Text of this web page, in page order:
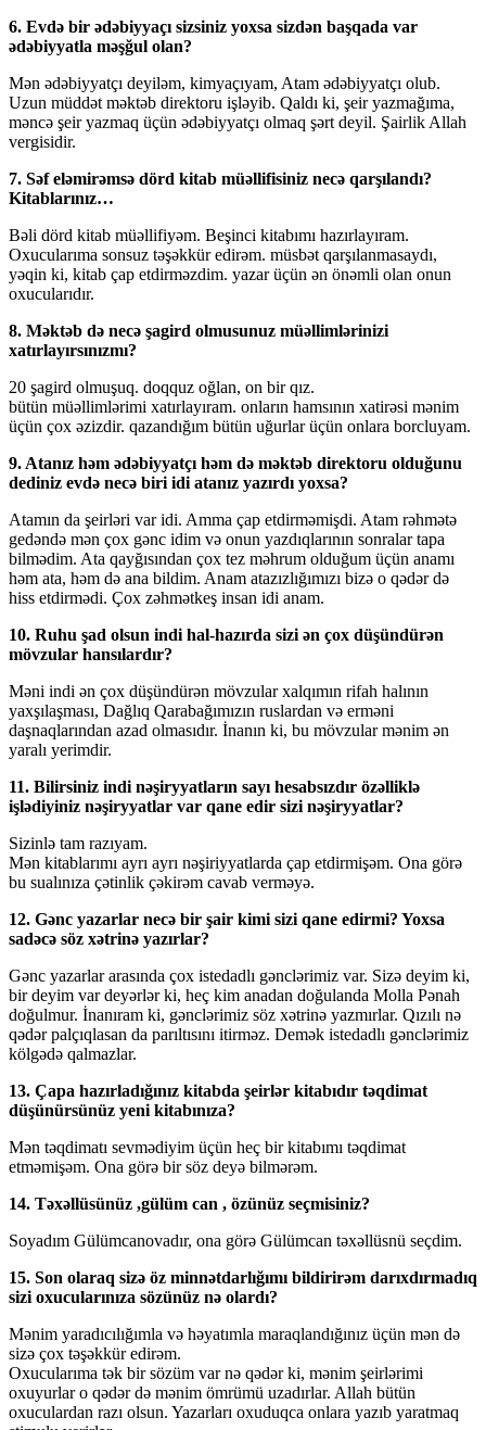
6. Evdə bir ədəbiyyaçı sizsiniz yoxsa sizdən başqada var
ədəbiyyatla məşğul olan?
Mən ədəbiyyatçı deyiləm, kimyaçıyam, Atam ədəbiyyatçı olub.
Uzun müddət məktəb direktoru işləyib. Qaldı ki, şeir yazmağıma,
məncə şeir yazmaq üçün ədəbiyyatçı olmaq şərt deyil. Şairlik Allah
vergisidir.
7. Səf eləmirəmsə dörd kitab müəllifisiniz necə qarşılandı?
Kitablarınız…
Bəli dörd kitab müəllifiyəm. Beşinci kitabımı hazırlayıram.
Oxucularıma sonsuz təşəkkür edirəm. müsbət qarşılanmasaydı,
yəqin ki, kitab çap etdirməzdim. yazar üçün ən önəmli olan onun
oxucularıdır.
8. Məktəb də necə şagird olmusunuz müəllimlərinizi
xatırlayırsınızmı?
20 şagird olmuşuq. doqquz oğlan, on bir qız.
bütün müəllimlərimi xatırlayıram. onların hamsının xatirəsi mənim
üçün çox əzizdir. qazandığım bütün uğurlar üçün onlara borcluyam.
9. Atanız həm ədəbiyyatçı həm də məktəb direktoru olduğunu
dediniz evdə necə biri idi atanız yazırdı yoxsa?
Atamın da şeirləri var idi. Amma çap etdirməmişdi. Atam rəhmətə
gedəndə mən çox gənc idim və onun yazdıqlarının sonralar tapa
bilmədim. Ata qayğısından çox tez məhrum olduğum üçün anamı
həm ata, həm də ana bildim. Anam atazızlığımızı bizə o qədər də
hiss etdirmədi. Çox zəhmətkeş insan idi anam.
10. Ruhu şad olsun indi hal-hazırda sizi ən çox düşündürən
mövzular hansılardır?
Məni indi ən çox düşündürən mövzular xalqımın rifah halının
yaxşılaşması, Dağlıq Qarabağımızın ruslardan və erməni
daşnaqlarından azad olmasıdır. İnanın ki, bu mövzular mənim ən
yaralı yerimdir.
11. Bilirsiniz indi nəşiryyatların sayı hesabsızdır özəlliklə
işlədiyiniz nəşiryyatlar var qane edir sizi nəşiryyatlar?
Sizinlə tam razıyam.
Mən kitablarımı ayrı ayrı nəşiriyyatlarda çap etdirmişəm. Ona görə
bu sualınıza çətinlik çəkirəm cavab verməyə.
12. Gənc yazarlar necə bir şair kimi sizi qane edirmi? Yoxsa
sadəcə söz xətrinə yazırlar?
Gənc yazarlar arasında çox istedadlı gənclərimiz var. Sizə deyim ki,
bir deyim var deyərlər ki, heç kim anadan doğulanda Molla Pənah
doğulmur. İnanıram ki, gənclərimiz söz xətrinə yazmırlar. Qızılı nə
qədər palçıqlasan da parıltısını itirməz. Demək istedadlı gənclərimiz
kölgədə qalmazlar.
13. Çapa hazırladığınız kitabda şeirlər kitabıdır təqdimat
düşünürsünüz yeni kitabınıza?
Mən təqdimatı sevmədiyim üçün heç bir kitabımı təqdimat
etməmişəm. Ona görə bir söz deyə bilmərəm.
14. Təxəllüsünüz ,gülüm can , özünüz seçmisiniz?
Soyadım Gülümcanovadır, ona görə Gülümcan təxəllüsnü seçdim.
15. Son olaraq sizə öz minnətdarlığımı bildirirəm darıxdırmadıq
sizi oxucularınıza sözünüz nə olardı?
Mənim yaradıcılığımla və həyatımla maraqlandığınız üçün mən də
sizə çox təşəkkür edirəm.
Oxucularıma tək bir sözüm var nə qədər ki, mənim şeirlərimi
oxuyurlar o qədər də mənim ömrümü uzadırlar. Allah bütün
oxuculardan razı olsun. Yazarları oxuduqca onlara yazıb yaratmaq